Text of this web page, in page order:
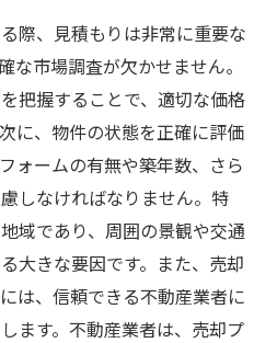
際、見積もりは非常に重要な
な市場調査が欠かせません。
把握することで、適切な価格
に、物件の状態を正確に評価
ォームの有無や築年数、さら
しなければなりません。特
域であり、周囲の景観や交通
大きな要因です。また、売却
は、信頼できる不動産業者に
ます。不動産業者は、売却プ